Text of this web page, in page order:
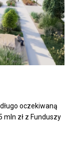
oczekiwaną
mln zł z Funduszy